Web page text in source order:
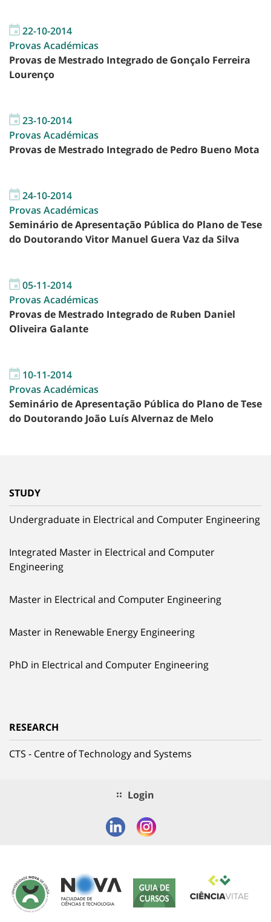
22-10-2014
Provas Académicas
Provas de Mestrado Integrado de Gonçalo Ferreira
Lourenço
23-10-2014
Provas Académicas
Provas de Mestrado Integrado de Pedro Bueno Mota
24-10-2014
Provas Académicas
Seminário de Apresentação Pública do Plano de Tese
do Doutorando Vitor Manuel Guera Vaz da Silva
05-11-2014
Provas Académicas
Provas de Mestrado Integrado de Ruben Daniel
Oliveira Galante
10-11-2014
Provas Académicas
Seminário de Apresentação Pública do Plano de Tese
do Doutorando João Luís Alvernaz de Melo
STUDY
Undergraduate in Electrical and Computer Engineering
Integrated Master in Electrical and Computer
Engineering
Master in Electrical and Computer Engineering
Master in Renewable Energy Engineering
PhD in Electrical and Computer Engineering
RESEARCH
CTS - Centre of Technology and Systems
Login